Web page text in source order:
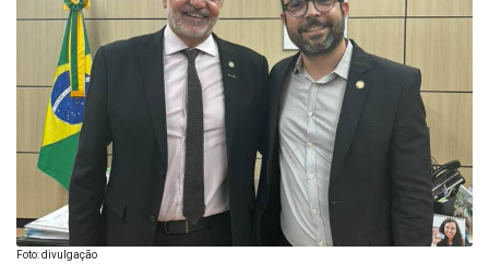
Foto: divulgação